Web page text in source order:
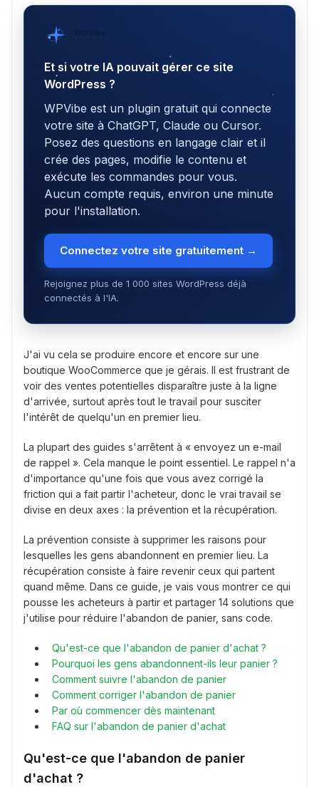
WPVibe
Et si votre IA pouvait gérer ce site
WordPress ?
WPVibe est un plugin gratuit qui connecte
votre site à ChatGPT, Claude ou Cursor.
Posez des questions en langage clair et il
crée des pages, modifie le contenu et
exécute les commandes pour vous.
Aucun compte requis, environ une minute
pour l'installation.
Connectez votre site gratuitement →
Rejoignez plus de 1 000 sites WordPress déjà
connectés à l'IA.
J'ai vu cela se produire encore et encore sur une
boutique WooCommerce que je gérais. Il est frustrant de
voir des ventes potentielles disparaître juste à la ligne
d'arrivée, surtout après tout le travail pour susciter
l'intérêt de quelqu'un en premier lieu.
La plupart des guides s'arrêtent à « envoyez un e-mail
de rappel ». Cela manque le point essentiel. Le rappel n'a
d'importance qu'une fois que vous avez corrigé la
friction qui a fait partir l'acheteur, donc le vrai travail se
divise en deux axes : la prévention et la récupération.
La prévention consiste à supprimer les raisons pour
lesquelles les gens abandonnent en premier lieu. La
récupération consiste à faire revenir ceux qui partent
quand même. Dans ce guide, je vais vous montrer ce qui
pousse les acheteurs à partir et partager 14 solutions que
j'utilise pour réduire l'abandon de panier, sans code.
Qu'est-ce que l'abandon de panier d'achat ?
Pourquoi les gens abandonnent-ils leur panier ?
Comment suivre l'abandon de panier
Comment corriger l'abandon de panier
Par où commencer dès maintenant
FAQ sur l'abandon de panier d'achat
Qu'est-ce que l'abandon de panier
d'achat ?